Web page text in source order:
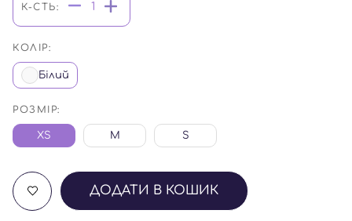
К-СТЬ:
КОЛІР:
Білий
РОЗМІР:
XS M S
ДОДАТИ В КОШИК